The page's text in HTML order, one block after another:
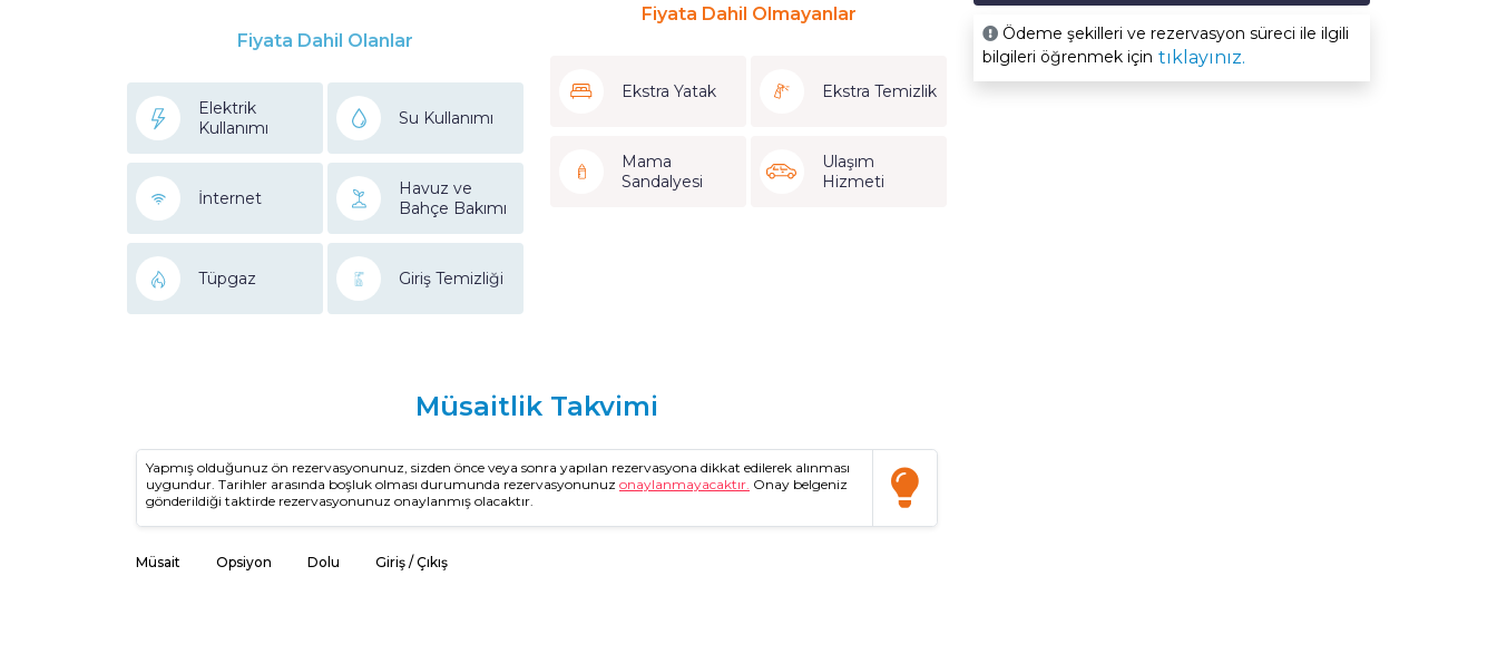
Fiyata Dahil Olanlar
Elektrik
Kullanımı
Su Kullanımı
İnternet
Havuz ve
Bahçe Bakımı
Tüpgaz Giriş Temizliği
Fiyata Dahil Olmayanlar
Ekstra Yatak Ekstra Temizlik
Mama
Sandalyesi
Ulaşım
Hizmeti
Müsaitlik Takvimi
Yapmış olduğunuz ön rezervasyonunuz, sizden önce veya sonra yapılan rezervasyona dikkat edilerek alınması
uygundur. Tarihler arasında boşluk olması durumunda rezervasyonunuz onaylanmayacaktır. Onay belgeniz
gönderildiği taktirde rezervasyonunuz onaylanmış olacaktır.
Müsait Opsiyon Dolu Giriş / Çıkış
Ödeme şekilleri ve rezervasyon süreci ile ilgili
bilgileri öğrenmek için tıklayınız.